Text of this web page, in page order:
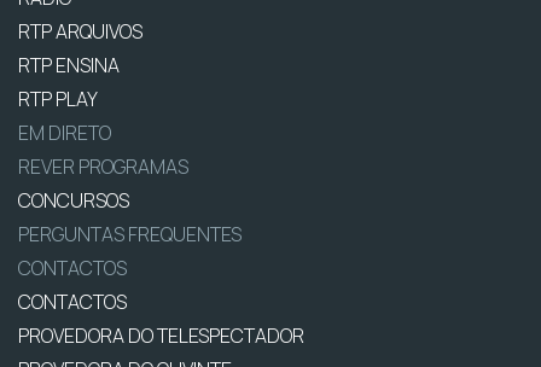
RTP ARQUIVOS
RTP ENSINA
RTP PLAY
EM DIRETO
REVER PROGRAMAS
CONCURSOS
PERGUNTAS FREQUENTES
CONTACTOS
CONTACTOS
PROVEDORA DO TELESPECTADOR